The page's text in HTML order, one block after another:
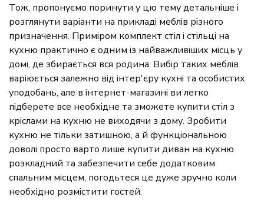
Тож, пропонуємо поринути у цю тему детальніше і
розглянути варіанти на прикладі меблів різного
призначення. Приміром комплект стіл і стільці на
кухню практично є одним із найважливіших місць у
домі, де збирається вся родина. Вибір таких меблів
варіюється залежно від інтер'єру кухні та особистих
уподобань, але в інтернет-магазині ви легко
підберете все необхідне та зможете купити стіл з
кріслами на кухню не виходячи з дому. Зробити
кухню не тільки затишною, а й функціональною
доволі просто варто лише купити диван на кухню
розкладний та забезпечити себе додатковим
спальним місцем, погодьтеся це дуже зручно коли
необхідно розмістити гостей.